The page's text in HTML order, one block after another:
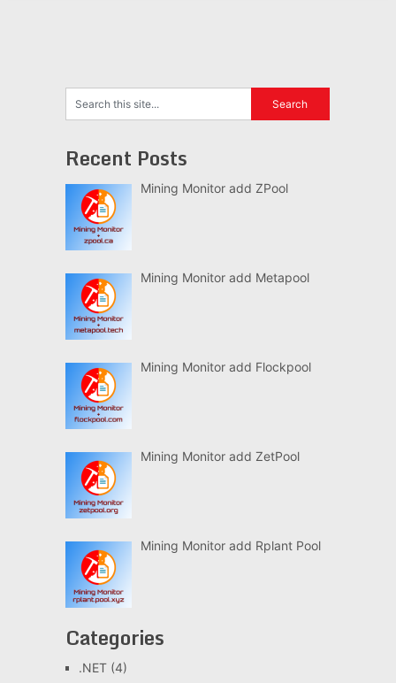
Recent Posts
Mining Monitor add ZPool
Mining Monitor add Metapool
Mining Monitor add Flockpool
Mining Monitor add ZetPool
Mining Monitor add Rplant Pool
Categories
.NET(4)